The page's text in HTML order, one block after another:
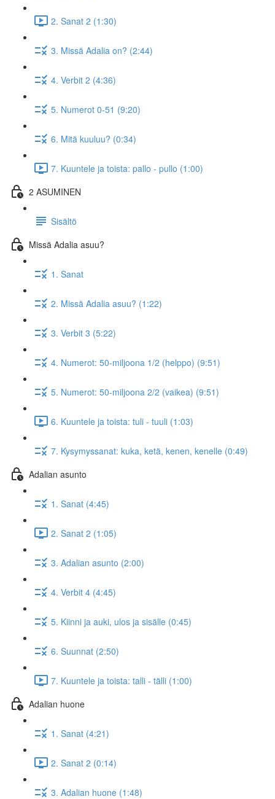
2. Sanat 2 (1:30)
3. Missä Adalia on? (2:44)
4. Verbit 2 (4:36)
5. Numerot 0-51 (9:20)
6. Mitä kuuluu? (0:34)
7. Kuuntele ja toista: pallo - pullo (1:00)
2 ASUMINEN
Sisältö
Missä Adalia asuu?
1. Sanat
2. Missä Adalia asuu? (1:22)
3. Verbit 3 (5:22)
4. Numerot: 50-miljoona 1/2 (helppo) (9:51)
5. Numerot: 50-miljoona 2/2 (vaikea) (9:51)
6. Kuuntele ja toista: tuli - tuuli (1:03)
7. Kysymyssanat: kuka, ketä, kenen, kenelle (0:49)
Adalian asunto
1. Sanat (4:45)
2. Sanat 2 (1:05)
3. Adalian asunto (2:00)
4. Verbit 4 (4:45)
5. Kiinni ja auki, ulos ja sisälle (0:45)
6. Suunnat (2:50)
7. Kuuntele ja toista: talli - tälli (1:00)
Adalian huone
1. Sanat (4:21)
2. Sanat 2 (0:14)
3. Adalian huone (1:48)